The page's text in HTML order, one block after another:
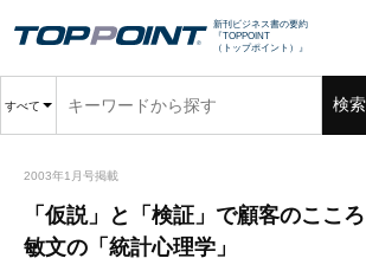
新刊ビジネス書の要約
『TOPPOINT
（トップポイント）』
すべて 検索
2003年1月号掲載
「仮説」と「検証」で顧客のここ
敏文の「統計心理学」